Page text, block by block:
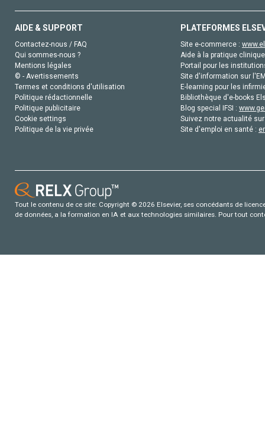
AIDE & SUPPORT
Contactez-nous / FAQ
Qui sommes-nous ?
Mentions légales
© - Avertissements
Termes et conditions d'utilisation
Politique rédactionnelle
Politique publicitaire
Cookie settings
Politique de la vie privée
PLATEFORMES
Site e-commerce :
Aide à la pratique
Portail pour les
Site d'information sur
E-learning pour les
Bibliothèque d'e-books
Blog special IFSI :
Suivez notre actualité
Site d'emploi en santé :
Tout le contenu de ce site: Copyright © 2026 Elsevier, ses concédants de
de données, a la formation en IA et aux technologies similaires. Pour tout